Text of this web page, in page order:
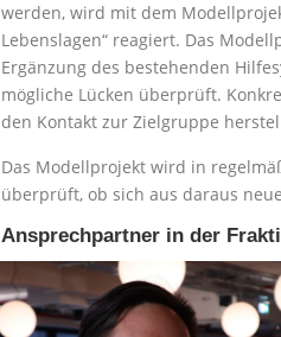
werden, wird mit dem
Lebenslagen“ reagiert. Das
Ergänzung des bestehenden
mögliche Lücken überprüft.
den Kontakt zur Zielgruppe
Das Modellprojekt wird in
überprüft, ob sich aus daraus
Ansprechpartner in der